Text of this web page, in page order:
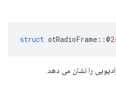
struct otRadioFrame ::@
را نشان می دهد.